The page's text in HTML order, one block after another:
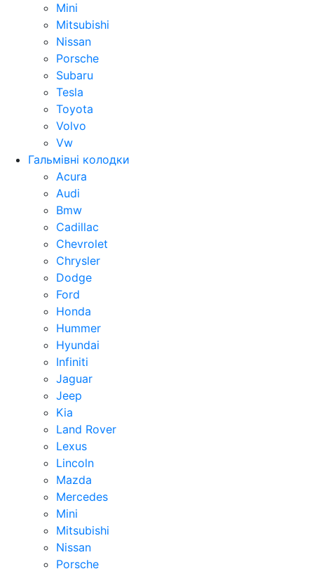
Mini
Mitsubishi
Nissan
Porsche
Subaru
Tesla
Toyota
Volvo
Vw
Гальмівні колодки
Acura
Audi
Bmw
Cadillac
Chevrolet
Chrysler
Dodge
Ford
Honda
Hummer
Hyundai
Infiniti
Jaguar
Jeep
Kia
Land Rover
Lexus
Lincoln
Mazda
Mercedes
Mini
Mitsubishi
Nissan
Porsche